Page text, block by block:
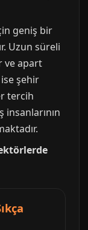
geniş bir
Uzun süreli
ve apart
şehir
tercih